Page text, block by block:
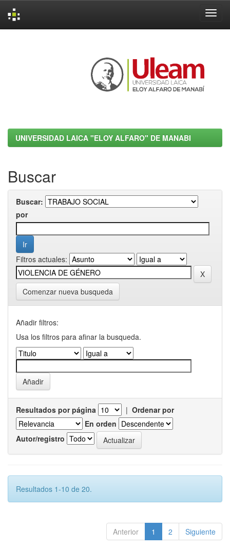
UNIVERSIDAD LAICA "ELOY ALFARO" DE MANABI
Buscar
Buscar:
por
Filtros actuales:
Comenzar nueva busqueda
Añadir filtros:
Usa los filtros para afinar la busqueda.
Resultados por página | Ordenar por
En orden
Autor/registro
Resultados 1-10 de 20.
Anterior 1 2 Siguiente